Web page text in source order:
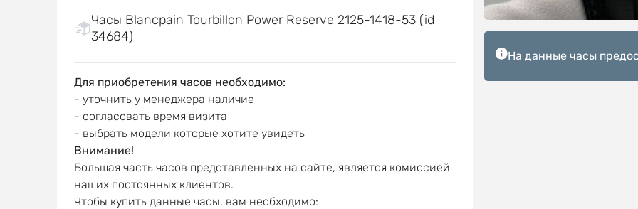
Часы Blancpain Tourbillon Power Reserve 2125-1418-53 (id
34684)
Для приобретения часов необходимо:
- уточнить у менеджера наличие
- согласовать время визита
- выбрать модели которые хотите увидеть
Внимание!
Большая часть часов представленных на сайте, является комиссией
наших постоянных клиентов.
Чтобы купить данные часы, вам необходимо:
На данные часы